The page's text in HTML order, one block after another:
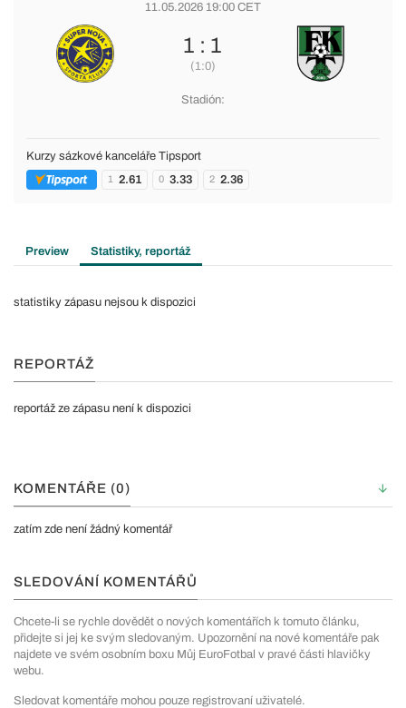
11.05.2026 19:00 CET
1 : 1
(1:0)
Stadión:
Kurzy sázkové kanceláře Tipsport
1 2.61 0 3.33 2 2.36
Preview Statistiky, reportáž
statistiky zápasu nejsou k dispozici
REPORTÁŽ
reportáž ze zápasu není k dispozici
KOMENTÁŘE (0)
zatím zde není žádný komentář
SLEDOVÁNÍ KOMENTÁŘŮ
Chcete-li se rychle dovědět o nových komentářích k tomuto článku,
přidejte si jej ke svým sledovaným. Upozornění na nové komentáře pak
najdete ve svém osobním boxu Můj EuroFotbal v pravé části hlavičky
webu.
Sledovat komentáře mohou pouze registrovaní uživatelé.